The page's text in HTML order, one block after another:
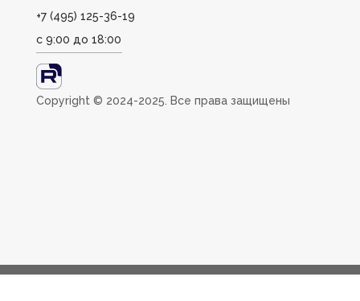
+7 (495) 125-36-19
с 9:00 до 18:00
Сopyright ©️ 2024-2025. Все права защищены